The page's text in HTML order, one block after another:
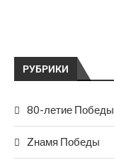
РУБРИКИ
80-летие Победы
Zнамя Победы